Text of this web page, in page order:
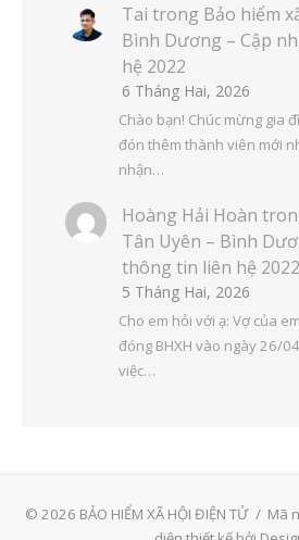
Tai trong Bảo hiểm
Bình Dương – Cập
hệ 2022
6 Tháng Hai, 2026
Chào bạn! Chúc mừng gia
đón thêm thành viên mới
nhận…
Hoàng Hải Hoàn
Tân Uyên – Bình
thông tin liên hệ 2022
5 Tháng Hai, 2026
Cho em hỏi với ạ: Vợ của
đóng BHXH vào ngày 26/
việc…
© 2026 BẢO HIỂM XÃ HỘI ĐIỆN TỬ / Mã